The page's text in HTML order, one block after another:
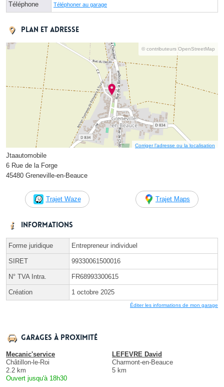
Téléphone Téléphoner au garage
Plan et adresse
© contributeurs OpenStreetMap
Corriger l’adresse ou la localisation
Jtaautomobile
6 Rue de la Forge
45480 Greneville-en-Beauce
Trajet Waze Trajet Maps
Informations
Forme juridique Entrepreneur individuel
SIRET 99330061500016
N° TVA Intra. FR68993300615
Création 1 octobre 2025
Éditer les informations de mon garage
Garages à proximité
Mecanic'service
Châtillon-le-Roi
2.2 km
Ouvert jusqu'à 18h30
LEFEVRE David
Charmont-en-Beauce
5 km